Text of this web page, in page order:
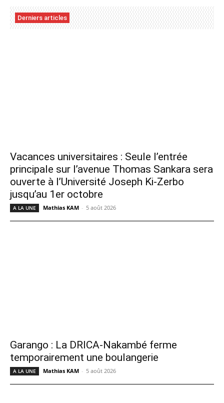
Derniers articles
Vacances universitaires : Seule l’entrée
principale sur l’avenue Thomas Sankara sera
ouverte à l’Université Joseph Ki-Zerbo
jusqu’au 1er octobre
A LA UNE Mathias KAM - 5 août 2026
Garango : La DRICA-Nakambé ferme
temporairement une boulangerie
A LA UNE Mathias KAM - 5 août 2026